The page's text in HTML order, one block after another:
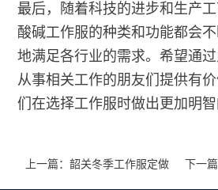
最后，随着科技的进步和生产
酸碱工作服的种类和功能都会
地满足各行业的需求。希望通
从事相关工作的朋友们提供有
们在选择工作服时做出更加明智
上一篇：韶关冬季工作服定做 下一